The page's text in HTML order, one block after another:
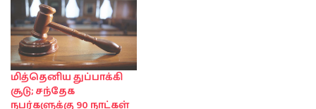
மித்தெனிய துப்பாக்கி
சூடு; சந்தேக
நபர்களுக்கு 90 நாட்கள்